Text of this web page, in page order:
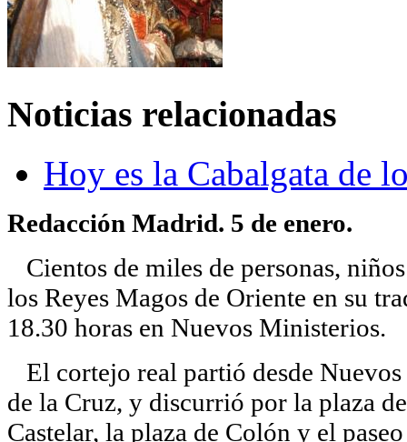
Noticias relacionadas
Hoy es la Cabalgata de
Redacción Madrid. 5 de enero.
Cientos de miles de personas,
los Reyes Magos de Oriente en su
18.30 horas en Nuevos Ministerios.
El cortejo real partió desde
de la Cruz, y discurrió por la plaza
Castelar, la plaza de Colón y el